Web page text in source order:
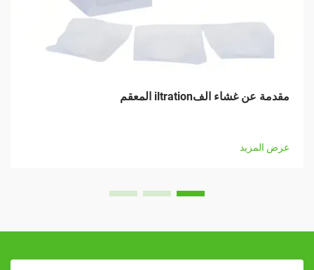
مقدمة عن غشاء الفiltration المعقم
عرض المزيد